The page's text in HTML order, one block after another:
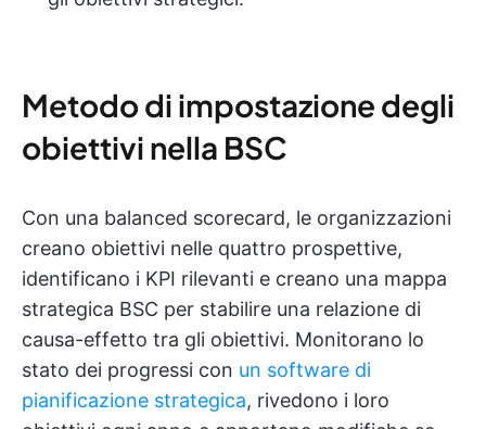
Metodo di impostazione degli
obiettivi nella BSC
Con una balanced scorecard, le organizzazioni
creano obiettivi nelle quattro prospettive,
identificano i KPI rilevanti e creano una mappa
strategica BSC per stabilire una relazione di
causa-effetto tra gli obiettivi. Monitorano lo
stato dei progressi con un software di
pianificazione strategica, rivedono i loro